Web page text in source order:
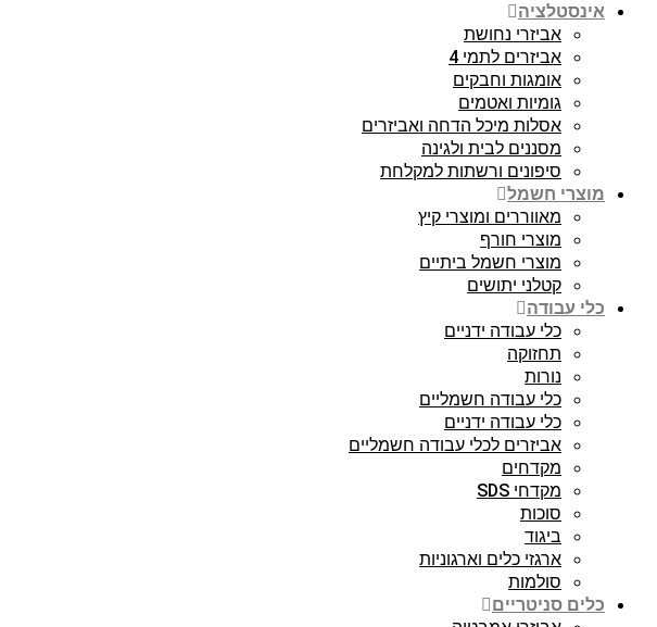
אינסטלציה
אביזרי נחושת
אביזרים לתמי 4
אומגות וחבקים
גומיות ואטמים
אסלות מיכל הדחה ואביזרים
מסננים לבית ולגינה
סיפונים ורשתות למקלחת
מוצרי חשמל
מאווררים ומוצרי קיץ
מוצרי חורף
מוצרי חשמל ביתיים
קטלני יתושים
כלי עבודה
כלי עבודה ידניים
תחזוקה
נורות
כלי עבודה חשמליים
כלי עבודה ידניים
אביזרים לכלי עבודה חשמליים
מקדחים
מקדחי SDS
סוכות
ביגוד
ארגזי כלים וארגוניות
סולמות
כלים סניטריים